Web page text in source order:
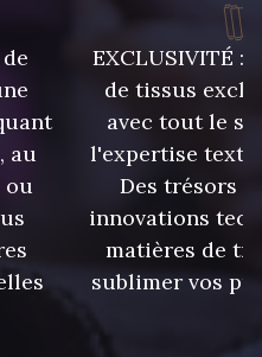
au
ou
EXCLUSIVITÉ :
de tissus
avec tout le
l'expertise
Des trésors
innovations
matières de
sublimer vos